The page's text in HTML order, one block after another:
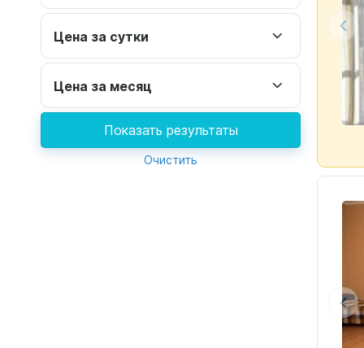
Цена за сутки
Цена за месяц
Показать результаты
Очистить